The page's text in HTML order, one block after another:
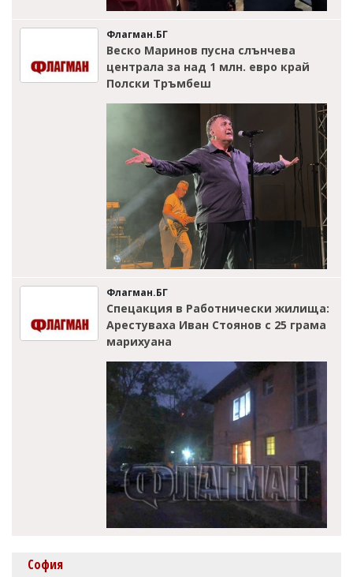
Флагман.БГ
Веско Маринов пусна слънчева
централа за над 1 млн. евро край
Полски Тръмбеш
Флагман.БГ
Спецакция в Работнически жилища:
Арестуваха Иван Стоянов с 25 грама
марихуана
София